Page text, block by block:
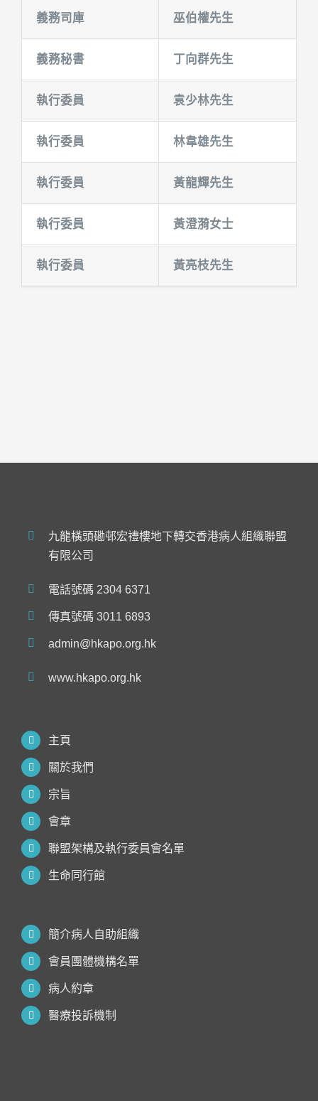
義務司庫 巫伯權先生
義務秘書 丁向群先生
執行委員 袁少林先生
執行委員 林韋雄先生
執行委員 黃龍輝先生
執行委員 黃澄漪女士
執行委員 黃亮枝先生
九龍橫頭磡邨宏禮樓地下轉交香港病人組織聯盟
有限公司
電話號碼 2304 6371
傳真號碼 3011 6893
admin@hkapo.org.hk
www.hkapo.org.hk
主頁
關於我們
宗旨
會章
聯盟架構及執行委員會名單
生命同行館
簡介病人自助組織
會員團體機構名單
病人約章
醫療投訴機制